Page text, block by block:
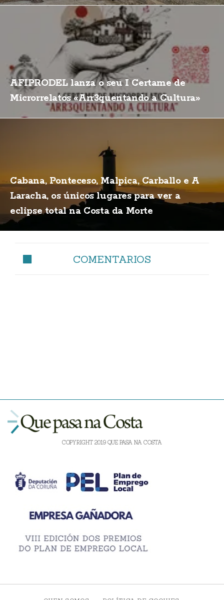
AFIPRODEL lanza o seu I Certame de
Microrrelatos «Arr3quentando a Cultura»
Cabana, Ponteceso, Malpica, Carballo e A
Laracha, os únicos lugares para ver a
eclipse total na Costa da Morte
COMENTARIOS
COPYRIGHT 2019 QUE PASA NA COSTA